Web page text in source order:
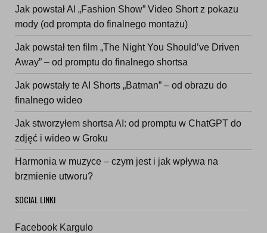
Jak powstał AI „Fashion Show” Video Short z pokazu
mody (od prompta do finalnego montażu)
Jak powstał ten film „The Night You Should’ve Driven
Away” – od promptu do finalnego shortsa
Jak powstały te AI Shorts „Batman” – od obrazu do
finalnego wideo
Jak stworzyłem shortsa AI: od promptu w ChatGPT do
zdjęć i wideo w Groku
Harmonia w muzyce – czym jest i jak wpływa na
brzmienie utworu?
SOCIAL LINKI
Facebook Kargulo